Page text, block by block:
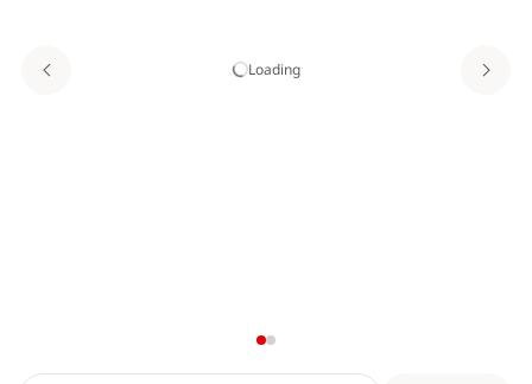
Loading